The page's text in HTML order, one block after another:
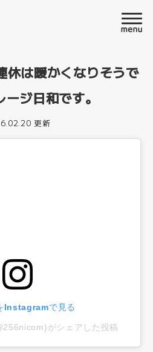
は暖かくなりそうで
ジ日和です。
更新
Instagramで見る
がシェアした投稿